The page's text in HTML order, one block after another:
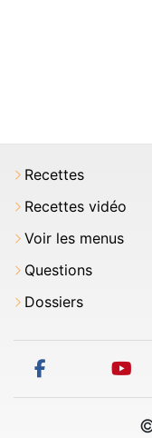
Recettes
Recettes vidéo
Voir les menus
Questions
Dossiers
facebook